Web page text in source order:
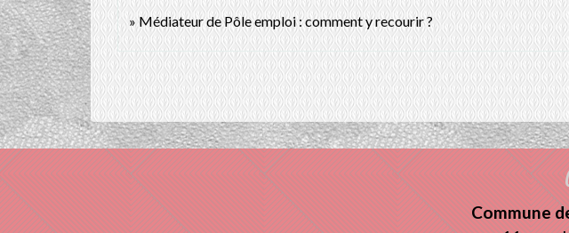
Médiateur de Pôle emploi : comment y recourir ?
Commune